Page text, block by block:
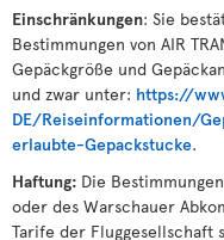
Einschränkungen: Sie
Bestimmungen von AIR
Gepäckgröße und
und zwar unter: https://
DE/Reiseinformationen/
erlaubte-Gepackstucke.
Haftung: Die
oder des Warschauer
Tarife der Fluggesellschaft